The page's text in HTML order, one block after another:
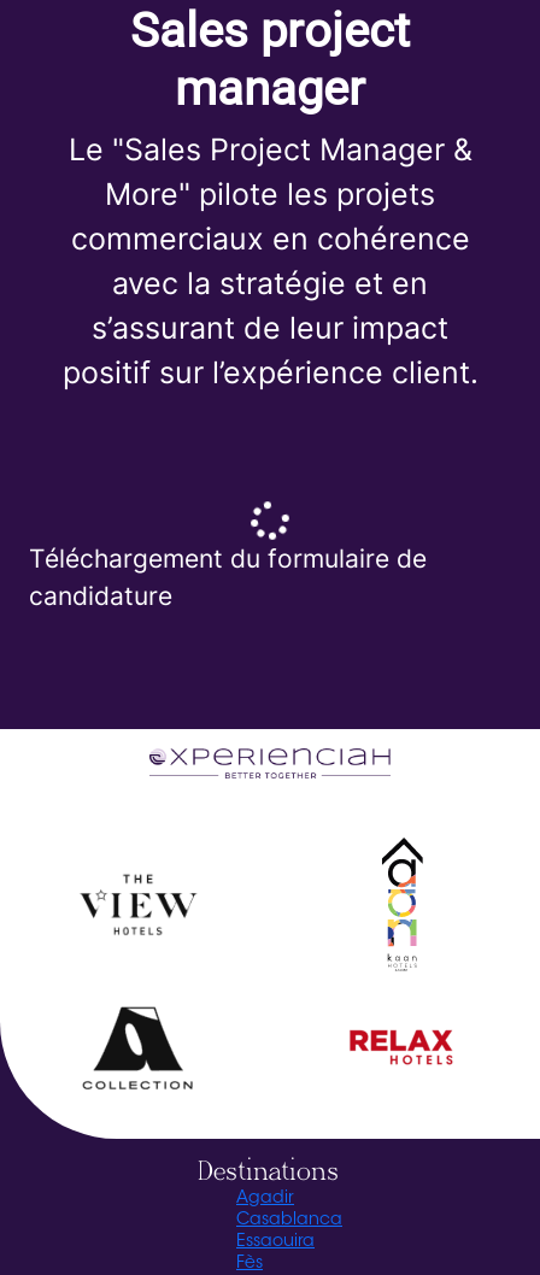
Sales project
manager
Le "Sales Project Manager &
More" pilote les projets
commerciaux en cohérence
avec la stratégie et en
s’assurant de leur impact
positif sur l’expérience client.
Téléchargement du formulaire de
candidature
Destinations
Agadir
Casablanca
Essaouira
Fès